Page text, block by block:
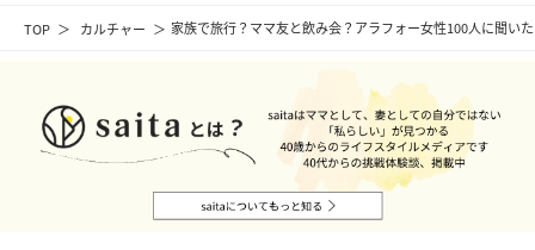
TOP カルチャー 家族で旅行？ママ友と飲み会？アラフォー女性100人に聞い